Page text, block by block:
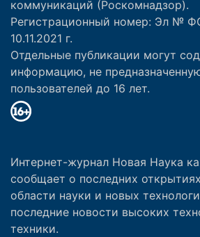
коммуникаций (Роскомнадзор).
Регистрационный номер: Эл №
10.11.2021 г.
Отдельные публикации могут
информацию, не
пользователей до 16 лет.
Интернет-журнал Новая Наука
сообщает о последних
области науки и новых
последние новости высоких
техники.